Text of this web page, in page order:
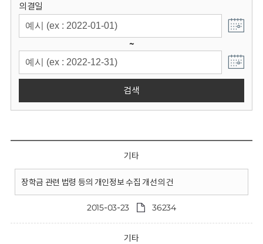
의결일
~
검색
기타
장학금 관련 법령 등의 개인정보 수집 개선의 건
2015-03-23 36234
기타